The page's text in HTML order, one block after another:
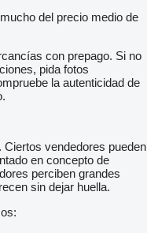
del precio medio de
con prepago. Si no
pida fotos
la autenticidad de
vendedores pueden
en concepto de
perciben grandes
sin dejar huella.